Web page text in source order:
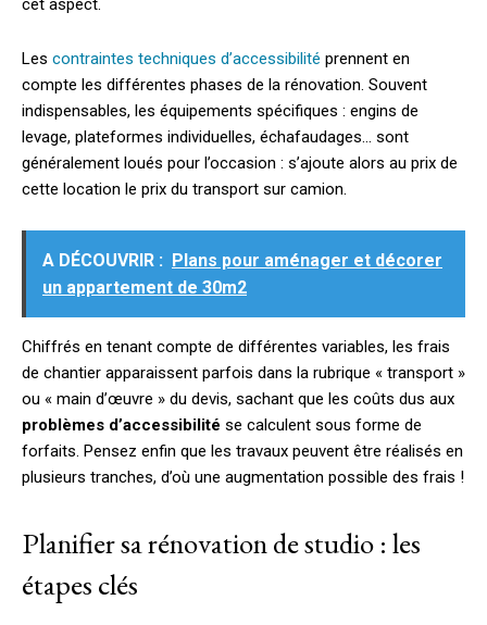
cet aspect.
Les contraintes techniques d’accessibilité prennent en
compte les différentes phases de la rénovation. Souvent
indispensables, les équipements spécifiques : engins de
levage, plateformes individuelles, échafaudages… sont
généralement loués pour l’occasion : s’ajoute alors au prix de
cette location le prix du transport sur camion.
A DÉCOUVRIR :
Plans pour aménager et décorer
un appartement de 30m2
Chiffrés en tenant compte de différentes variables, les frais
de chantier apparaissent parfois dans la rubrique « transport »
ou « main d’œuvre » du devis, sachant que les coûts dus aux
problèmes d’accessibilité se calculent sous forme de
forfaits. Pensez enfin que les travaux peuvent être réalisés en
plusieurs tranches, d’où une augmentation possible des frais !
Planifier sa rénovation de studio : les
étapes clés